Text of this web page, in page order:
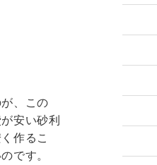
、この
安い砂利
作るこ
です。